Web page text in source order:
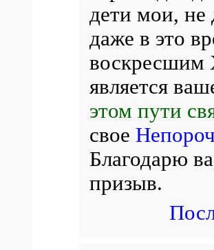
дети мои, не
даже в это
воскресшим
является
этом пути
свое
Благодарю
призыв.